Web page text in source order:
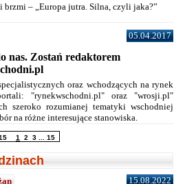
brzmi – „Europa jutra. Silna, czyli jaka?”
05.04.2017
nas. Zostań redaktorem
oraz wchodzących na rynek
"rynekwschodni.pl" oraz "wrosji.pl"
szeroko rozumianej tematyki wschodniej
na różne interesujące stanowiska.
1 2 3 15
15.08.2022